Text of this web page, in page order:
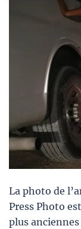
La photo de
Press Photo
plus